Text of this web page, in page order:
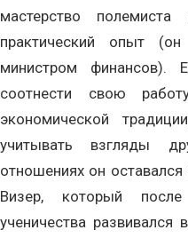
мастерство
практический опыт
министром финансов).
соотнести свою
экономической
учитывать взгляды
отношениях он
Визер, который после
ученичества